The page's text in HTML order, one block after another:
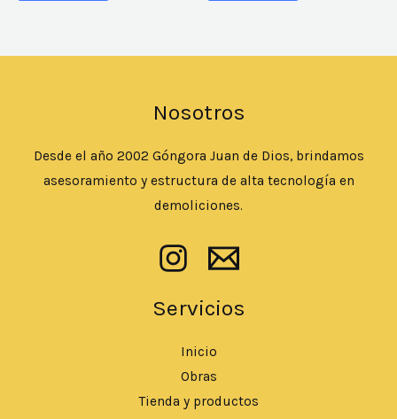
Nosotros
Desde el año 2002 Góngora Juan de Dios, brindamos
asesoramiento y estructura de alta tecnología en
demoliciones.
Servicios
Inicio
Obras
Tienda y productos